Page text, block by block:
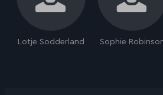
Lotje Sodderland Sophie